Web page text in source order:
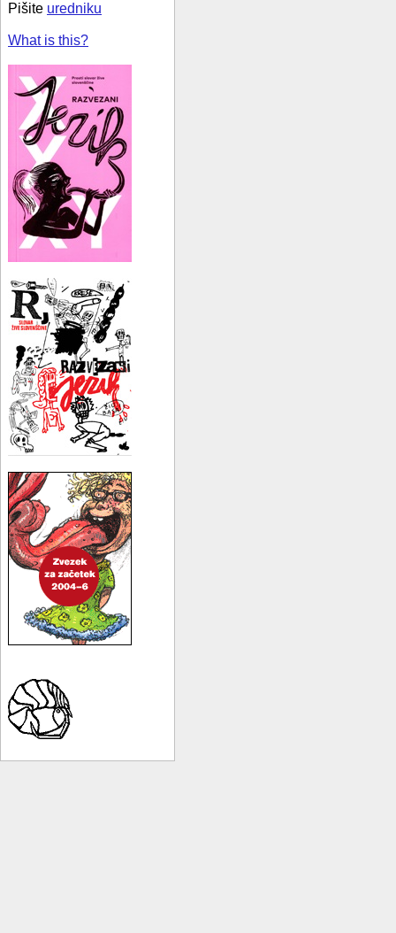
Pišite uredniku
What is this?